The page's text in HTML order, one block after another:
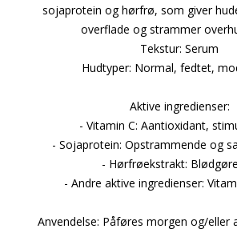
sojaprotein og hørfrø, som giver
overflade og strammer
Tekstur: Serum
Hudtyper: Normal, fedtet,
Aktive ingredienser:
- Vitamin C: Aantioxidant,
- Sojaprotein: Opstrammende og
- Hørfrøekstrakt:
- Andre aktive ingredienser:
Anvendelse: Påføres morgen og/eller